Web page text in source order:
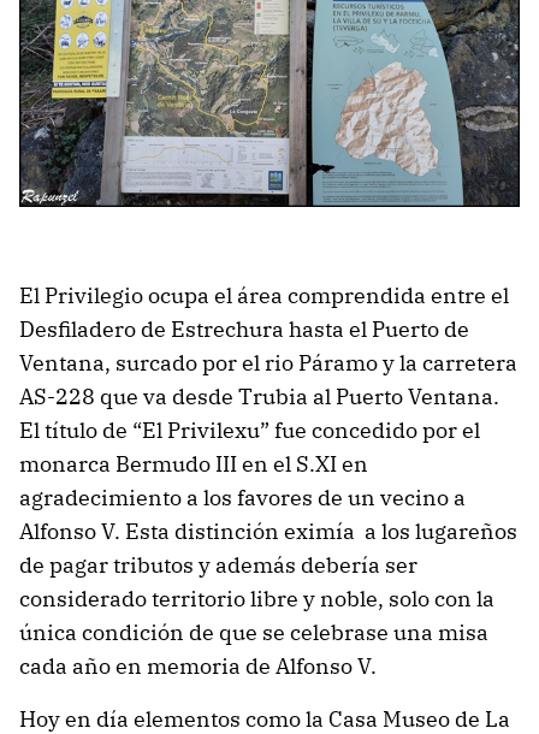
El Privilegio ocupa el área comprendida entre el
Desfiladero de Estrechura hasta el Puerto de
Ventana, surcado por el rio Páramo y la carretera
AS-228 que va desde Trubia al Puerto Ventana.
El título de “El Privilexu” fue concedido por el
monarca Bermudo III en el S.XI en
agradecimiento a los favores de un vecino a
Alfonso V. Esta distinción eximía a los lugareños
de pagar tributos y además debería ser
considerado territorio libre y noble, solo con la
única condición de que se celebrase una misa
cada año en memoria de Alfonso V.
Hoy en día elementos como la Casa Museo de La